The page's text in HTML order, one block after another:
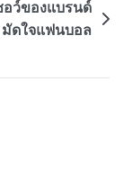
อว์ของแบรนด์
ดใจแฟนบอล